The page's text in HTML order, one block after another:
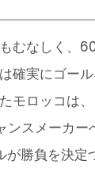
むなしく、
確実にゴー
モロッコは
スメーカー
勝負を決定